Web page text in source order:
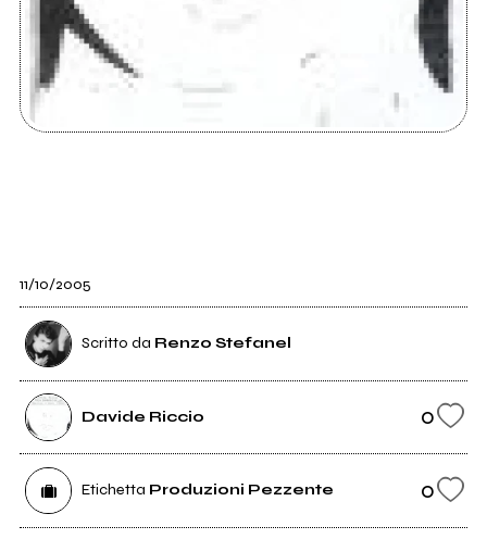
11/10/2005
Scritto da Renzo Stefanel
Davide Riccio 0
Etichetta Produzioni Pezzente 0